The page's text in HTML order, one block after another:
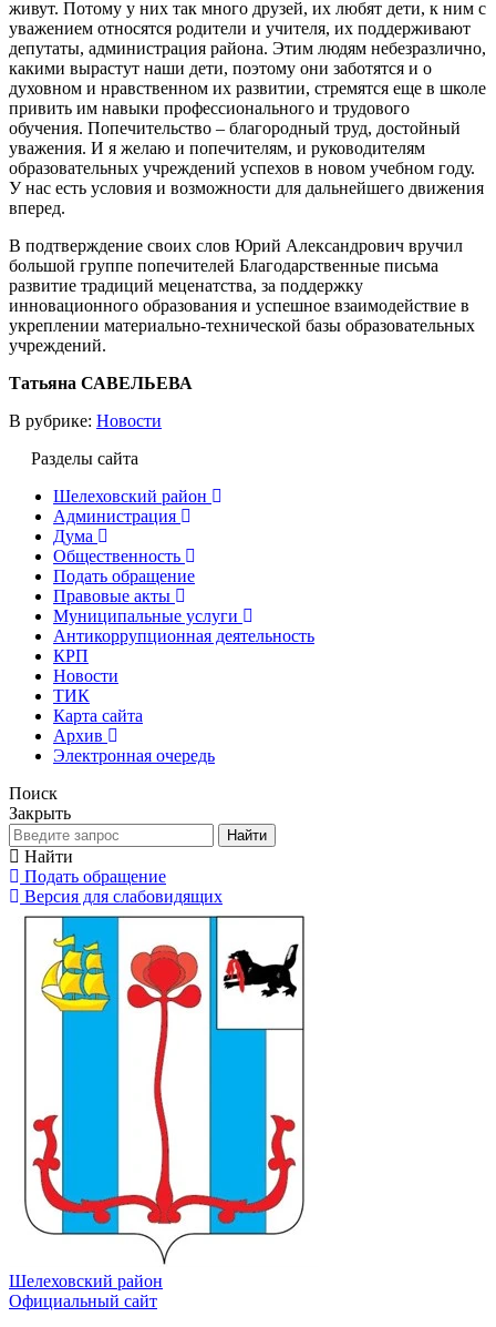
живут. Потому у них так много друзей, их любят дети, к ним с
уважением относятся родители и учителя, их поддерживают
депутаты, администрация района. Этим людям небезразлично,
какими вырастут наши дети, поэтому они заботятся и о
духовном и нравственном их развитии, стремятся еще в школе
привить им навыки профессионального и трудового
обучения. Попечительство – благородный труд, достойный
уважения. И я желаю и попечителям, и руководителям
образовательных учреждений успехов в новом учебном году.
У нас есть условия и возможности для дальнейшего движения
вперед.
В подтверждение своих слов Юрий Александрович вручил
большой группе попечителей Благодарственные письма
развитие традиций меценатства, за поддержку
инновационного образования и успешное взаимодействие в
укреплении материально-технической базы образовательных
учреждений.
Татьяна САВЕЛЬЕВА
В рубрике: Новости
Разделы сайта
Шелеховский район
Администрация
Дума
Общественность
Подать обращение
Правовые акты
Муниципальные услуги
Антикоррупционная деятельность
КРП
Новости
ТИК
Карта сайта
Архив
Электронная очередь
Поиск
Закрыть
Найти
Найти
Подать обращение
Версия для слабовидящих
Шелеховский район
Официальный сайт